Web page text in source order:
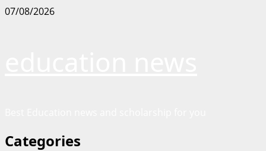
Skip
07/08/2026
Categories